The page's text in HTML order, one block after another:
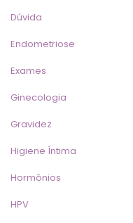
Dúvida
Endometriose
Exame
Ginecologia
Gravidez
Higiene Íntima
Hormônio
HPV